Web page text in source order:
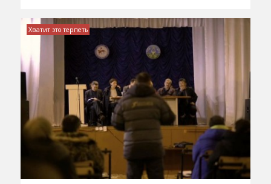
Хватит это терпеть